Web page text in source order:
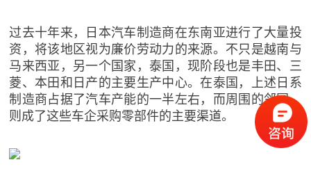
过去十年来，日本汽车制造商在东南亚进行了大量投
资，将该地区视为廉价劳动力的来源。不只是越南与
马来西亚，另一个国家，泰国，现阶段也是丰田、三
菱、本田和日产的主要生产中心。在泰国，上述日系
制造商占据了汽车产能的一半左右，而周围的邻国，
则成了这些车企采购零部件的主要渠道。